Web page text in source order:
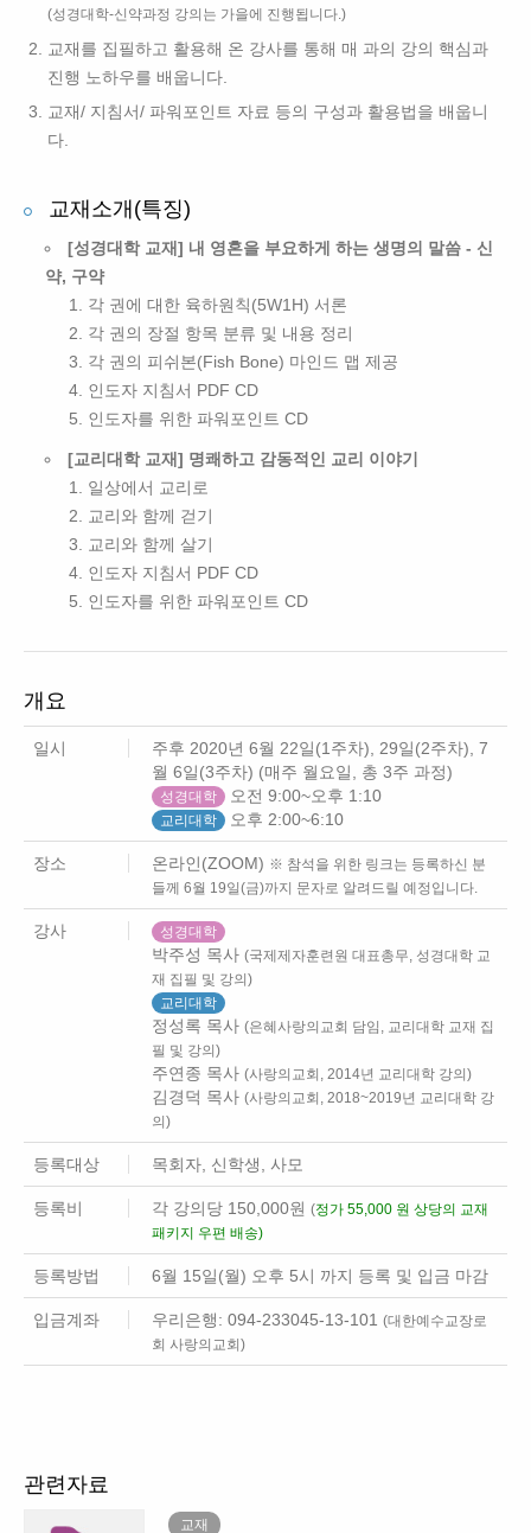
(성경대학-신약과정 강의는 가을에 진행됩니다.)
교재를 집필하고 활용해 온 강사를 통해 매 과의 강의 핵심과
진행 노하우를 배웁니다.
교재/ 지침서/ 파워포인트 자료 등의 구성과 활용법을 배웁니
다.
교재소개(특징)
[성경대학 교재] 내 영혼을 부요하게 하는 생명의 말씀 - 신
약, 구약
각 권에 대한 육하원칙(5W1H) 서론
각 권의 장절 항목 분류 및 내용 정리
각 권의 피쉬본(Fish Bone) 마인드 맵 제공
인도자 지침서 PDF CD
인도자를 위한 파워포인트 CD
[교리대학 교재] 명쾌하고 감동적인 교리 이야기
일상에서 교리로
교리와 함께 걷기
교리와 함께 살기
인도자 지침서 PDF CD
인도자를 위한 파워포인트 CD
개요
일시
주후 2020년 6월 22일(1주차), 29일(2주차), 7
월 6일(3주차) (매주 월요일, 총 3주 과정)
성경대학 오전 9:00~오후 1:10
교리대학 오후 2:00~6:10
장소 온라인(ZOOM) ※ 참석을 위한 링크는 등록하신 분
들께 6월 19일(금)까지 문자로 알려드릴 예정입니다.
강사 성경대학
박주성 목사 (국제제자훈련원 대표총무, 성경대학 교
재 집필 및 강의)
교리대학
정성록 목사 (은혜사랑의교회 담임, 교리대학 교재 집
필 및 강의)
주연종 목사 (사랑의교회, 2014년 교리대학 강의)
김경덕 목사 (사랑의교회, 2018~2019년 교리대학 강
의)
등록대상 목회자, 신학생, 사모
등록비 각 강의당 150,000원 (정가 55,000 원 상당의 교재
패키지 우편 배송)
등록방법 6월 15일(월) 오후 5시 까지 등록 및 입금 마감
입금계좌 우리은행: 094-233045-13-101 (대한예수교장로
회 사랑의교회)
관련자료
교재